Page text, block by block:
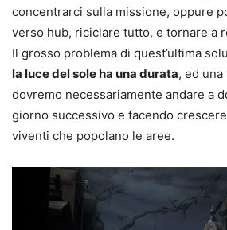
concentrarci sulla missione, oppure
verso hub, riciclare tutto, e tornare a
Il grosso problema di quest’ultima
la luce del sole ha una durata, ed
dovremo necessariamente andare a
giorno successivo e facendo
viventi che popolano le aree.